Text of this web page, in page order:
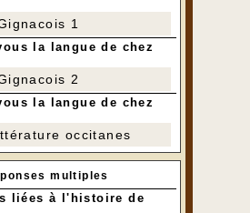
1
la langue de chez
2
la langue de chez
occitanes
multiples
liées à l'histoire de